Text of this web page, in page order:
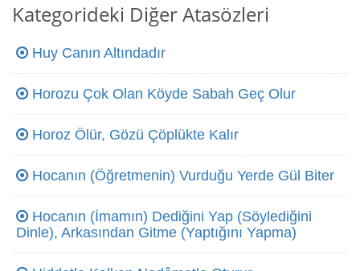
Hesaplamalar
Oyun
Kategorideki Diğer Atasözleri
Huy Canın Altındadır
Horozu Çok Olan Köyde Sabah Geç Olur
Horoz Ölür, Gözü Çöplükte Kalır
Hocanın (Öğretmenin) Vurduğu Yerde Gül Biter
Hocanın (İmamın) Dediğini Yap (Söylediğini
Dinle), Arkasından Gitme (Yaptığını Yapma)